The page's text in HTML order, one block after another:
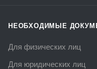
НЕОБХОДИМЫЕ
Для физических лиц
Для юридических лиц